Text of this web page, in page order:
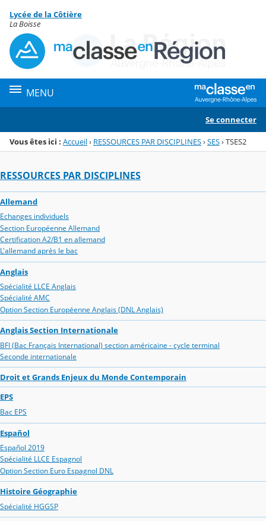
Menu de la rubrique
Contenu
Lycée de la Côtière
La Boisse
MENU
Se connecter
Vous êtes ici : Accueil› RESSOURCES PAR DISCIPLINES›SES›TSES2
RESSOURCES PAR DISCIPLINES
Allemand
Echanges individuels
Section Européenne Allemand
Certification A2/B1 en allemand
L'allemand après le bac
Anglais
Spécialité LLCE Anglais
Spécialité AMC
Option Section Européenne Anglais (DNL Anglais)
Anglais Section Internationale
BFI (Bac Français International) section américaine - cycle terminal
Seconde internationale
Droit et Grands Enjeux du Monde Contemporain
EPS
Bac EPS
Español
Español 2019
Spécialité LLCE Espagnol
Option Section Euro Espagnol DNL
Histoire Géographie
Spécialité HGGSP